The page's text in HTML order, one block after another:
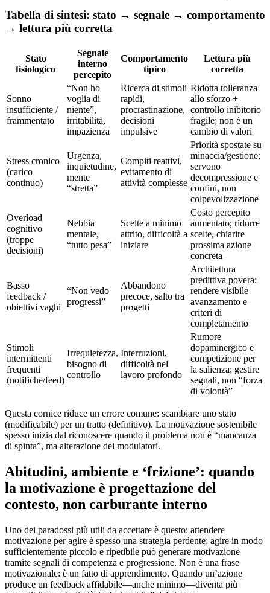
Tabella di sintesi: stato → segnale → comportamento
→ lettura più corretta
Stato
fisiologico
Segnale
interno
percepito
Comportamento
tipico
Lettura più
corretta
Sonno
insufficiente /
frammentato
“Non ho
voglia di
niente”,
irritabilità,
impazienza
Ricerca di stimoli
rapidi,
procrastinazione,
decisioni
impulsive
Ridotta tolleranza
allo sforzo +
controllo inibitorio
fragile; non è un
cambio di valori
Stress cronico
(carico
continuo)
Urgenza,
inquietudine,
mente
“stretta”
Compiti reattivi,
evitamento di
attività complesse
Priorità spostate su
minaccia/gestione;
servono
decompressione e
confini, non
colpevolizzazione
Overload
cognitivo
(troppe
decisioni)
Nebbia
mentale,
“tutto pesa”
Scelte a minimo
attrito, difficoltà a
iniziare
Costo percepito
aumentato; ridurre
scelte, chiarire
prossima azione
concreta
Basso
feedback /
obiettivi vaghi
“Non vedo
progressi”
Abbandono
precoce, salto tra
progetti
Architettura
predittiva povera;
rendere visibile
avanzamento e
criteri di
completamento
Stimoli
intermittenti
frequenti
(notifiche/feed)
Irrequietezza,
bisogno di
controllo
Interruzioni,
difficoltà nel
lavoro profondo
Rumore
dopaminergico e
competizione per
la salienza; gestire
segnali, non “forza
di volontà”
Questa cornice riduce un errore comune: scambiare uno stato
(modificabile) per un tratto (definitivo). La motivazione sostenibile
spesso inizia dal riconoscere quando il problema non è “mancanza
di spinta”, ma alterazione dei modulatori.
Abitudini, ambiente e ‘frizione’: quando
la motivazione è progettazione del
contesto, non carburante interno
Uno dei paradossi più utili da accettare è questo: attendere
motivazione per agire è spesso una strategia perdente; agire in modo
sufficientemente piccolo e ripetibile può generare motivazione
tramite segnali di competenza e progressione. Non è una frase
motivazionale: è un fatto di apprendimento. Quando un’azione
produce un feedback affidabile—anche minimo—diventa più